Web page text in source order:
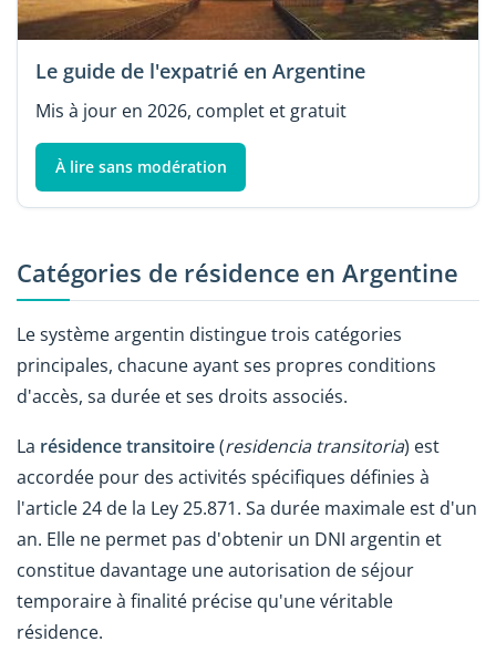
Le guide de l'expatrié en Argentine
Mis à jour en 2026, complet et gratuit
À lire sans modération
Catégories de résidence en Argentine
Le système argentin distingue trois catégories
principales, chacune ayant ses propres conditions
d'accès, sa durée et ses droits associés.
La résidence transitoire(residencia transitoria) est
accordée pour des activités spécifiques définies à
l'article 24 de la Ley 25.871. Sa durée maximale est d'un
an. Elle ne permet pas d'obtenir un DNI argentin et
constitue davantage une autorisation de séjour
temporaire à finalité précise qu'une véritable
résidence.